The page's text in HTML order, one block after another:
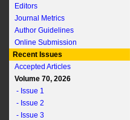
Editors
Journal Metrics
Author Guidelines
Online Submission
Recent Issues
Accepted Articles
Volume 70, 2026
- Issue 1
- Issue 2
- Issue 3